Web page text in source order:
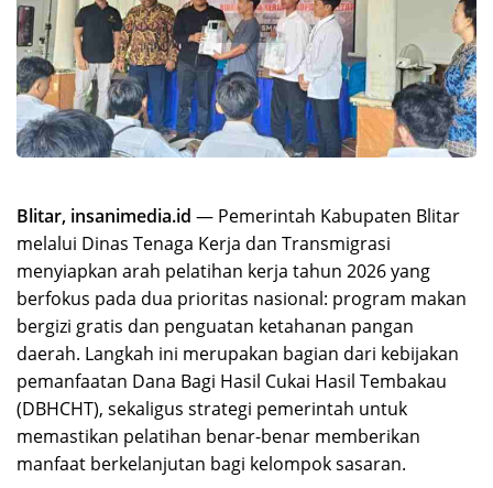
Blitar, insanimedia.id — Pemerintah Kabupaten Blitar
melalui Dinas Tenaga Kerja dan Transmigrasi
menyiapkan arah pelatihan kerja tahun 2026 yang
berfokus pada dua prioritas nasional: program makan
bergizi gratis dan penguatan ketahanan pangan
daerah. Langkah ini merupakan bagian dari kebijakan
pemanfaatan Dana Bagi Hasil Cukai Hasil Tembakau
(DBHCHT), sekaligus strategi pemerintah untuk
memastikan pelatihan benar-benar memberikan
manfaat berkelanjutan bagi kelompok sasaran.